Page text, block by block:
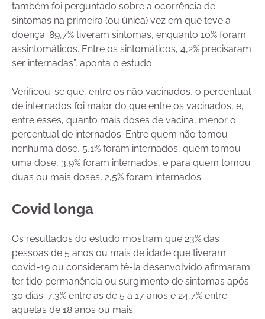
também foi perguntado sobre a ocorrência de
sintomas na primeira (ou única) vez em que teve a
doença: 89,7% tiveram sintomas, enquanto 10% foram
assintomáticos. Entre os sintomáticos, 4,2% precisaram
ser internadas”, aponta o estudo.
Verificou-se que, entre os não vacinados, o percentual
de internados foi maior do que entre os vacinados, e,
entre esses, quanto mais doses de vacina, menor o
percentual de internados. Entre quem não tomou
nenhuma dose, 5,1% foram internados, quem tomou
uma dose, 3,9% foram internados, e para quem tomou
duas ou mais doses, 2,5% foram internados.
Covid longa
Os resultados do estudo mostram que 23% das
pessoas de 5 anos ou mais de idade que tiveram
covid-19 ou consideram tê-la desenvolvido afirmaram
ter tido permanência ou surgimento de sintomas após
30 dias: 7,3% entre as de 5 a 17 anos e 24,7% entre
aquelas de 18 anos ou mais.